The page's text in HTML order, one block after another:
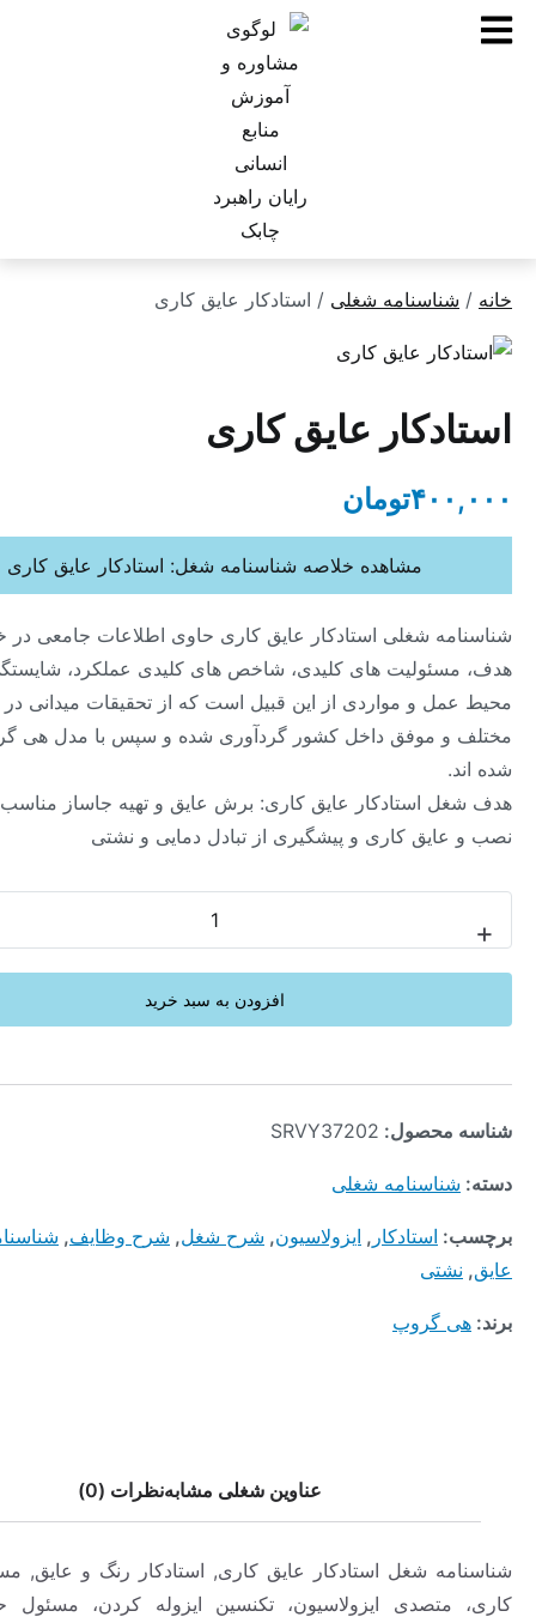
شغلی/ استادکار عایق کاری
عایق کاری
تومان
شغلی استادکار عایق کاری حاوی اطلاعات جامعی در خصوص
های کلیدی، شاخص های کلیدی عملکرد، شایستگی ها،
و مواردی از این قبیل است که از تحقیقات میدانی در صنایع
موفق داخل کشور گردآوری شده و سپس با مدل هی گروپ تحلیل
استادکار عایق کاری: برش عایق و تهیه جاساز مناسب به منظور
کاری و پیشگیری از تبادل دمایی و نشتی
مشاهده خلاصه شناسنامه شغل: استادکار عایق کاری
افزودن به سبد خرید
محصول:SRVY37202
شغلی
استادکار,ایزولاسیون ,شرح شغل ,شرح وظایف, شناسنامه شغل,
گروپ
عناوین شغلی مشابهنظرات (0)
شغل استادکار عایق کاری, استادکار رنگ و عایق, مسئول عایق
ایزولاسیون، تکنسین ایزوله کردن، مسئول حفاظت از